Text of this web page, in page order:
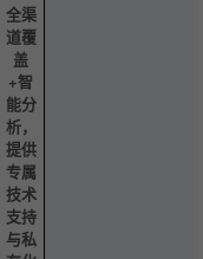
全渠
道覆
盖
+智
能分
析，
提供
专属
技术
支持
与私